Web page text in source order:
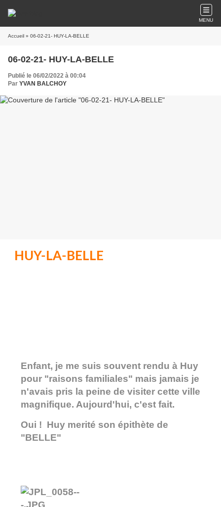
MENU
Accueil » 06-02-21- HUY-LA-BELLE
06-02-21- HUY-LA-BELLE
Publié le 06/02/2022 à 00:04
Par YVAN BALCHOY
HUY-LA-BELLE
Enfant, je me suis souvent rendu à Huy
pour "raisons familiales" mais jamais je
n'avais pris la peine de visiter cette ville
magnifique. Aujourd'hui, c'est fait.
Oui ! Huy merité son épithète de
"BELLE"